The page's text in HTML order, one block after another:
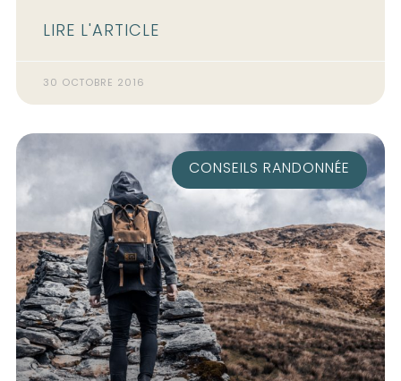
LIRE L'ARTICLE
30 OCTOBRE 2016
CONSEILS RANDONNÉE